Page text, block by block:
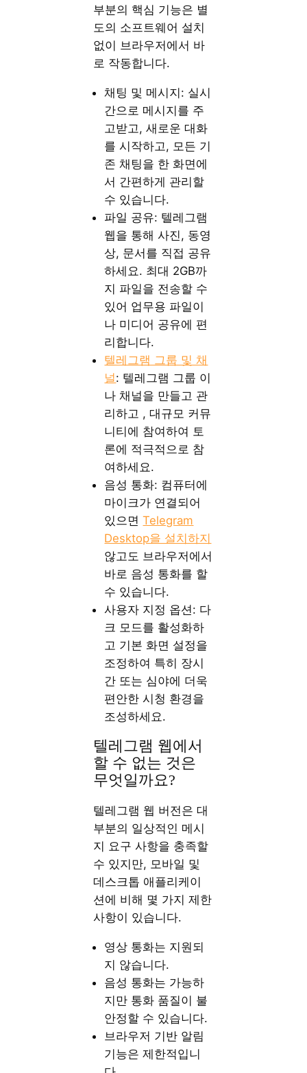
부분의 핵심 기능은 별
도의 소프트웨어 설치
없이 브라우저에서 바
로 작동합니다.
채팅 및 메시지: 실시
간으로 메시지를 주
고받고, 새로운 대화
를 시작하고, 모든 기
존 채팅을 한 화면에
서 간편하게 관리할
수 있습니다.
파일 공유: 텔레그램
웹을 통해 사진, 동영
상, 문서를 직접 공유
하세요. 최대 2GB까
지 파일을 전송할 수
있어 업무용 파일이
나 미디어 공유에 편
리합니다.
텔레그램 그룹 및 채
널: 텔레그램 그룹 이
나 채널을 만들고 관
리하고 , 대규모 커뮤
니티에 참여하여 토
론에 적극적으로 참
여하세요.
음성 통화: 컴퓨터에
마이크가 연결되어
있으면Telegram
Desktop을 설치하지
않고도 브라우저에서
바로 음성 통화를 할
수 있습니다.
사용자 지정 옵션: 다
크 모드를 활성화하
고 기본 화면 설정을
조정하여 특히 장시
간 또는 심야에 더욱
편안한 시청 환경을
조성하세요.
텔레그램 웹에서
할 수 없는 것은
무엇일까요?
텔레그램 웹 버전은 대
부분의 일상적인 메시
지 요구 사항을 충족할
수 있지만, 모바일 및
데스크톱 애플리케이
션에 비해 몇 가지 제한
사항이 있습니다.
영상 통화는 지원되
지 않습니다.
음성 통화는 가능하
지만 통화 품질이 불
안정할 수 있습니다.
브라우저 기반 알림
기능은 제한적입니